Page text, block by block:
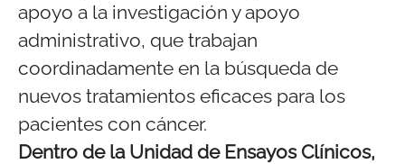
apoyo a la investigación y apoyo
administrativo, que trabajan
coordinadamente en la búsqueda de
nuevos tratamientos eficaces para los
pacientes con cáncer.
Dentro de la Unidad de Ensayos Clínicos,